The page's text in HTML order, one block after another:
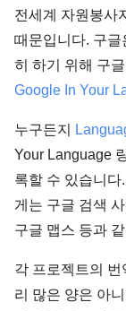
전세계 자원봉사
때문입니다. 구
히 하기 위해 구
Google In Your
누구든지
Your Language
록할 수 있습니다
게는 구글 검색
구글 맵스 등과
각 프로젝트의
리 많은 양은 아